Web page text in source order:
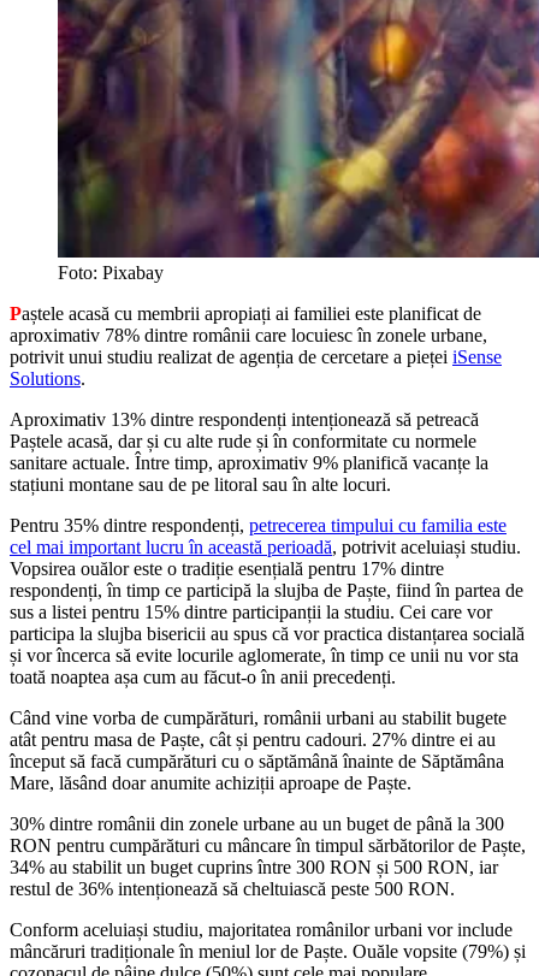
Foto: Pixabay
Paștele acasă cu membrii apropiați ai familiei este planificat de
aproximativ 78% dintre românii care locuiesc în zonele urbane,
potrivit unui studiu realizat de agenția de cercetare a pieței iSense
Solutions.
Aproximativ 13% dintre respondenți intenționează să petreacă
Paștele acasă, dar și cu alte rude și în conformitate cu normele
sanitare actuale. Între timp, aproximativ 9% planifică vacanțe la
stațiuni montane sau de pe litoral sau în alte locuri.
Pentru 35% dintre respondenți, petrecerea timpului cu familia este
cel mai important lucru în această perioadă, potrivit aceluiași studiu.
Vopsirea ouălor este o tradiție esențială pentru 17% dintre
respondenți, în timp ce participă la slujba de Paște, fiind în partea de
sus a listei pentru 15% dintre participanții la studiu. Cei care vor
participa la slujba bisericii au spus că vor practica distanțarea socială
și vor încerca să evite locurile aglomerate, în timp ce unii nu vor sta
toată noaptea așa cum au făcut-o în anii precedenți.
Când vine vorba de cumpărături, românii urbani au stabilit bugete
atât pentru masa de Paște, cât și pentru cadouri. 27% dintre ei au
început să facă cumpărături cu o săptămână înainte de Săptămâna
Mare, lăsând doar anumite achiziții aproape de Paște.
30% dintre românii din zonele urbane au un buget de până la 300
RON pentru cumpărături cu mâncare în timpul sărbătorilor de Paște,
34% au stabilit un buget cuprins între 300 RON și 500 RON, iar
restul de 36% intenționează să cheltuiască peste 500 RON.
Conform aceluiași studiu, majoritatea românilor urbani vor include
mâncăruri tradiționale în meniul lor de Paște. Ouăle vopsite (79%) și